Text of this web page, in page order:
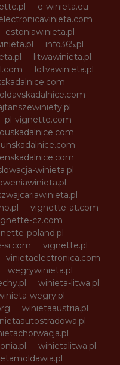
e-winieta.eu
estoniawinieta.pl
info365.pl
litwawinieta.pl
lotvawinieta.pl
pl-vignette.com
winieta.pl
vignette-at.com
cz.com
poland.pl
si.com
vignette.pl
vinietaelectronica.com
wegrywinieta.pl
winieta-litwa.pl
wegry.pl
winietaaustria.pl
winietalitwa.pl